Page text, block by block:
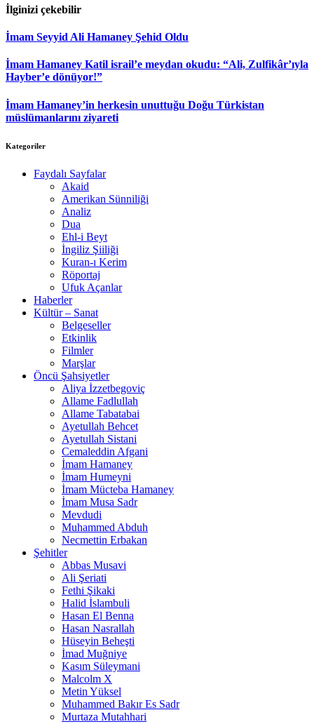
İlginizi çekebilir
İmam Seyyid Ali Hamaney Şehid Oldu
İmam Hamaney Katil israil’e meydan okudu: “Ali, Zulfikâr’ıyla
Hayber’e dönüyor!”
İmam Hamaney’in herkesin unuttuğu Doğu Türkistan
müslümanlarını ziyareti
Kategoriler
Faydalı Sayfalar
Akaid
Amerikan Sünniliği
Analiz
Dua
Ehl-i Beyt
İngiliz Şiiliği
Kuran-ı Kerim
Röportaj
Ufuk Açanlar
Haberler
Kültür – Sanat
Belgeseller
Etkinlik
Filmler
Marşlar
Öncü Şahsiyetler
Aliya İzzetbegoviç
Allame Fadlullah
Allame Tabatabai
Ayetullah Behcet
Ayetullah Sistani
Cemaleddin Afgani
İmam Hamaney
İmam Humeyni
İmam Mücteba Hamaney
İmam Musa Sadr
Mevdudi
Muhammed Abduh
Necmettin Erbakan
Şehitler
Abbas Musavi
Ali Şeriati
Fethi Şikaki
Halid İslambuli
Hasan El Benna
Hasan Nasrallah
Hüseyin Beheşti
İmad Muğniye
Kasım Süleymani
Malcolm X
Metin Yüksel
Muhammed Bakır Es Sadr
Murtaza Mutahhari